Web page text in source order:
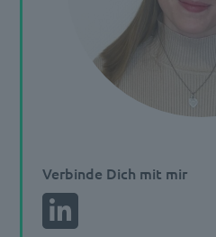
Verbinde Dich mit mir